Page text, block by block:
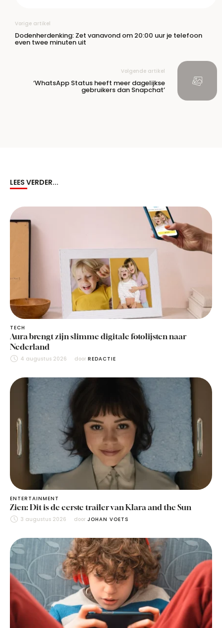
Vorige artikel
Dodenherdenking: Zet vanavond om 20:00 uur je telefoon
even twee minuten uit
Volgende artikel
‘WhatsApp Status heeft meer dagelijkse
gebruikers dan Snapchat’
LEES VERDER...
TECH
Aura brengt zijn slimme digitale fotolijsten naar
Nederland
4 augustus 2026 door REDACTIE
ENTERTAINMENT
Zien: Dit is de eerste trailer van Klara and the Sun
3 augustus 2026 door JOHAN VOETS